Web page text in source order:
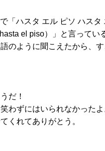
「ハスタ エル ピソ ハスタ
el piso）」と言ってい
のように聞こえたから、
だ！
わずにはいられなかったよ
くれてありがとう。